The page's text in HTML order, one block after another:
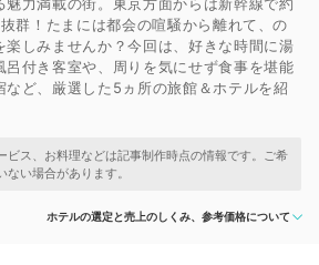
群！たまには都会の喧騒から離れて、の
楽しみませんか？今回は、好きな時間に湯
呂付き客室や、周りを気にせず食事を堪能
など、厳選した5ヵ所の旅館＆ホテルを紹
ホテルの選定と売上のしくみ、参考価格について